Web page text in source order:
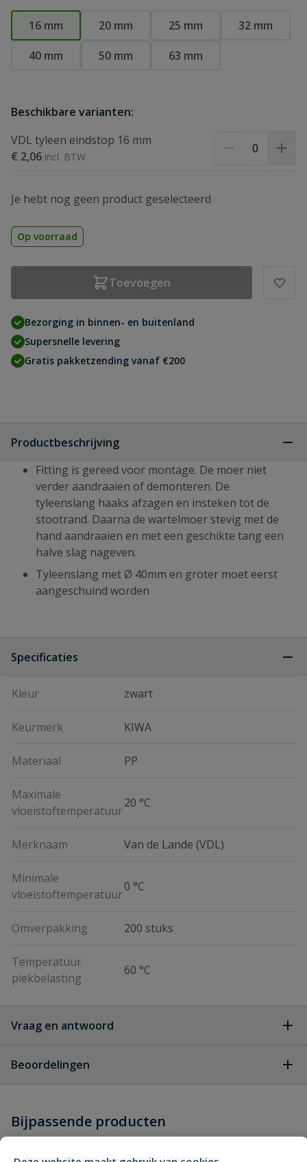
16 mm 20 mm 25 mm
32 mm
40 mm
50 mm 63 mm
Beschikbare varianten:
VDL tyleen eindstop 16 mm
€ 2,06
Je hebt nog geen product geselecteerd
Op voorraad
Toevoegen
Bezorging in binnen- en buitenland
Supersnelle levering
Gratis pakketzending vanaf €200
Productbeschrijving
Fitting is gereed voor montage. De moer niet
verder aandraaien of demonteren. De
tyleenslang haaks afzagen en insteken tot de
stootrand. Daarna de wartelmoer stevig met de
hand aandraaien en met een geschikte tang een
halve slag nageven.
Tyleenslang met Ø 40mm en groter moet eerst
aangeschuind worden
Specificaties
Kleur zwart
Keurmerk KIWA
Materiaal PP
Maximale
vloeistoftemperatuur
20 °C
Merknaam Van de Lande (VDL)
Minimale
vloeistoftemperatuur
0 °C
Omverpakking 200 stuks
Temperatuur
piekbelasting
60 °C
Vraag en antwoord
dit product?
Beoordelingen
Schrijf zelf een beoordeling
Bijpassende producten